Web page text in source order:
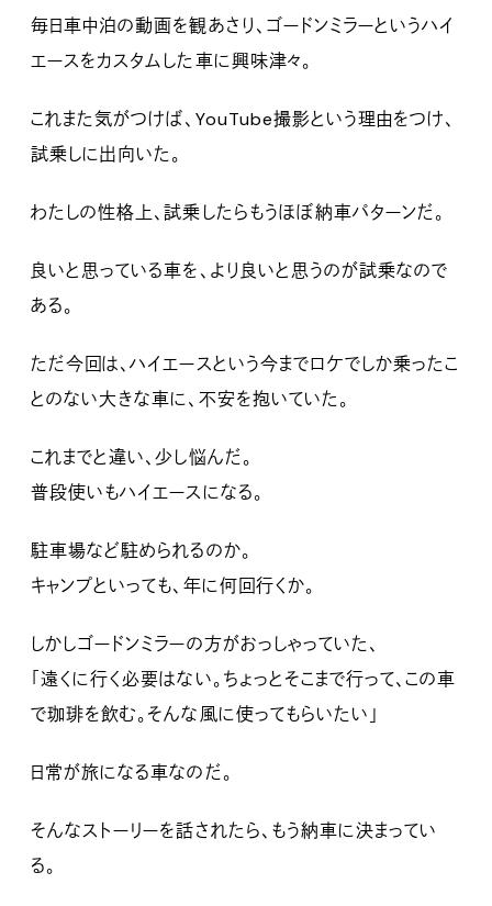
毎日車中泊の動画を観あさり、ゴードンミラーというハイ
エースをカスタムした車に興味津々。
これまた気がつけば、YouTube撮影という理由をつけ、
試乗しに出向いた。
わたしの性格上、試乗したらもうほぼ納車パターンだ。
良いと思っている車を、より良いと思うのが試乗なので
ある。
ただ今回は、ハイエースという今までロケでしか乗ったこ
とのない大きな車に、不安を抱いていた。
これまでと違い、少し悩んだ。
普段使いもハイエースになる。
駐車場など駐められるのか。
キャンプといっても、年に何回行くか。
しかしゴードンミラーの方がおっしゃっていた、
「遠くに行く必要はない。ちょっとそこまで行って、この車
で珈琲を飲む。そんな風に使ってもらいたい」
日常が旅になる車なのだ。
そんなストーリーを話されたら、もう納車に決まってい
る。